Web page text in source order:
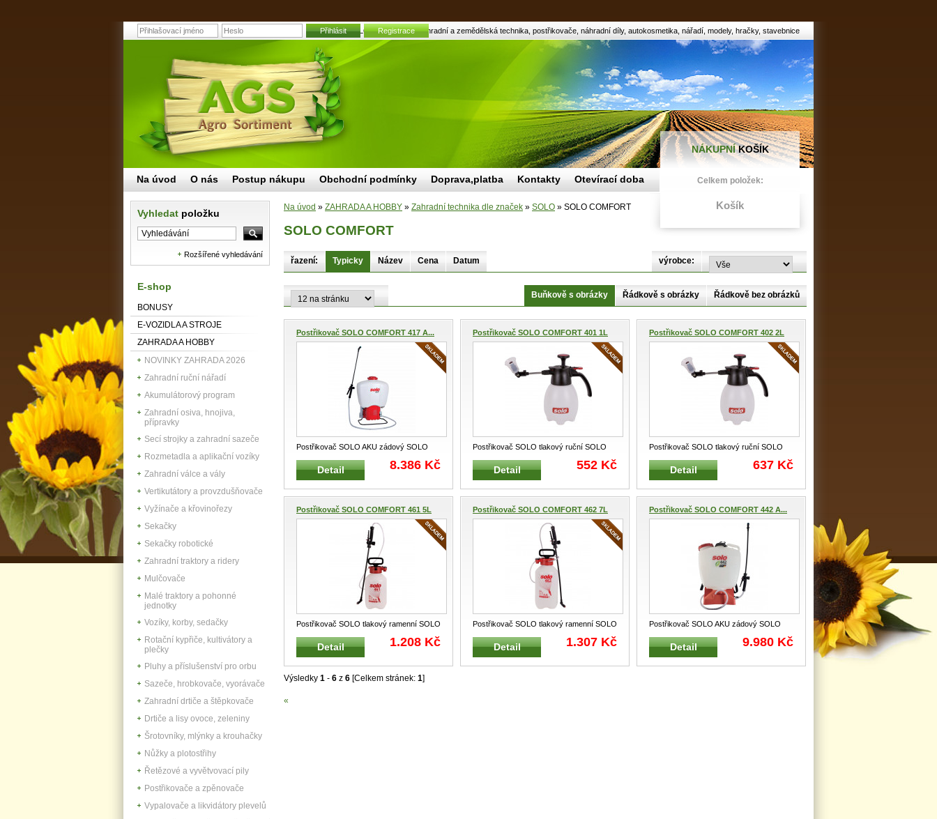
SOLO COMFORT | Zahradní a zemědělská technika, postřikovače, náhradní díly, autokosmetika, nářadí, modely, hračky, stavebnice
Přihlásit Registrace
Vyhledat položku
Rozšířené vyhledávání
E-shop
BONUSY
E-VOZIDLA A STROJE
ZAHRADA A HOBBY
NOVINKY ZAHRADA 2026
Zahradní ruční nářadí
Akumulátorový program
Zahradní osiva, hnojiva,
přípravky
Secí strojky a zahradní sazeče
Rozmetadla a aplikační vozíky
Zahradní válce a vály
Vertikutátory a provzdušňovače
Vyžínače a křovinořezy
Sekačky
Sekačky robotické
Zahradní traktory a ridery
Mulčovače
Malé traktory a pohonné
jednotky
Vozíky, korby, sedačky
Rotační kypřiče, kultivátory a
plečky
Pluhy a příslušenství pro orbu
Sazeče, hrobkovače, vyorávače
Zahradní drtiče a štěpkovače
Drtiče a lisy ovoce, zeleniny
Šrotovníky, mlýnky a krouhačky
Nůžky a plotostřihy
Řetězové a vyvětvovací pily
Postřikovače a zpěnovače
Vypalovače a likvidátory plevelů
Na úvod » ZAHRADA A HOBBY » Zahradní technika dle značek » SOLO » SOLO COMFORT
SOLO COMFORT
výrobce:
řazení: Typicky Název Cena Datum
Buňkově s obrázky Řádkově s obrázky Řádkově bez obrázků
Postřikovač SOLO COMFORT 417 A...
Postřikovač SOLO AKU zádový SOLO
41701 Pro aplikaci zahradních, z
Detail 8.386 Kč
Postřikovač SOLO COMFORT 401 1L
Postřikovač SOLO tlakový ruční SOLO
40101 Pro aplikaci zahradních
Detail 552 Kč
Postřikovač SOLO COMFORT 402 2L
Postřikovač SOLO tlakový ruční SOLO
40201 Pro aplikaci zahradních
Detail 637 Kč
Postřikovač SOLO COMFORT 461 5L
Postřikovač SOLO tlakový ramenní SOLO
46101 Pro aplikaci zahradní
Detail 1.208 Kč
Postřikovač SOLO COMFORT 462 7L
Postřikovač SOLO tlakový ramenní SOLO
46201 Pro aplikaci zahradní
Detail 1.307 Kč
Postřikovač SOLO COMFORT 442 A...
Postřikovač SOLO AKU zádový SOLO
44201 Pro aplikaci zahradních, z
Detail 9.980 Kč
Výsledky 1 - 6 z 6 [Celkem stránek: 1]
«
NÁKUPNÍKOŠÍK
Celkem položek:
Košík
Na úvod O nás Postup nákupu Obchodní podmínky Doprava,platba Kontakty Otevírací doba